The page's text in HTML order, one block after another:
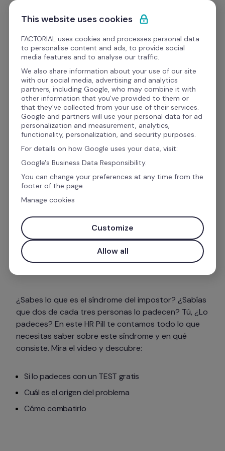
Ir al contenido
Empieza gratis
Videos
Desempeño del equipo HR Pills
HR Pill: ¡Descubre qué es
el síndrome del impostor
y haz un TEST gratis!
¿Sabes lo que es el síndrome del impostor? ¿Sabías
que dos de cada tres personas lo padecen? Tú, ¿Lo
padeces? En este HR Pill te contamos todo lo que
necesitas saber sobre este síndrome y en qué
consiste. Mira el video y descubre:
Si lo padeces con un TEST gratis
Cuál es el origen del problema
Cómo combatirlo
This website uses cookies
FACTORIAL uses cookies and processes personal data
to personalise content and ads, to provide social
media features and to analyse our traffic.
We also share information about your use of our site
with our social media, advertising and analytics
partners, including Google, who may combine it with
other information that you've provided to them or
that they've collected from your use of their services.
Google and partners will use your personal data for ad
personalization and measurement, analytics,
functionality, personalization, and security purposes.
For details on how Google uses your data, visit:
Google's Business Data Responsibility.
You can change your preferences at any time from the
footer of the page.
Manage cookies
Customize
Allow all